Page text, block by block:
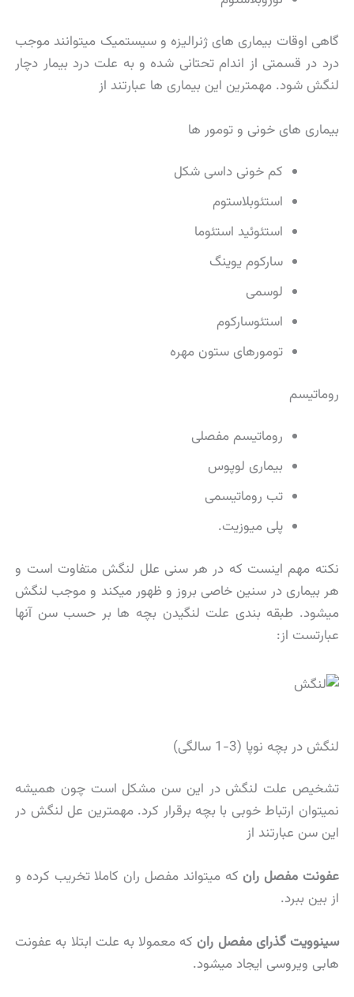
گاهی اوقات بیماری های ژنرالیزه و سیستمیک میتوانند موجب
درد در قسمتی از اندام تحتانی شده و به علت درد بیمار دچار
لنگش شود. مهمترین این بیماری ها عبارتند از
بیماری های خونی و تومور ها
کم خونی داسی شکل
استئوبلاستوم
استئوئید استئوما
سارکوم یوینگ
لوسمی
استئوسارکوم
تومورهای ستون مهره
روماتیسم
روماتیسم مفصلی
بیماری لوپوس
تب روماتیسمی
پلی میوزیت.
نكته مهم اینست كه در هر سنی علل لنگش متفاوت است و
هر بیماری در سنین خاصی بروز و ظهور میكند و موجب لنگش
میشود. طبقه بندی علت لنگیدن بچه ها بر حسب سن آنها
عبارتست از:
لنگش در بچه نوپا (3-1 سالگی)
تشخیص علت لنگش در این سن مشكل است چون همیشه
نمیتوان ارتباط خوبی با بچه برقرار كرد. مهمترین عل لنگش در
این سن عبارتند از
عفونت مفصل ران که میتواند مفصل ران کاملا تخریب کرده و
از بین ببرد.
سینوویت گذرای مفصل ران که معمولا به علت ابتلا به عفونت
هابی ویروسی ایجاد میشود.